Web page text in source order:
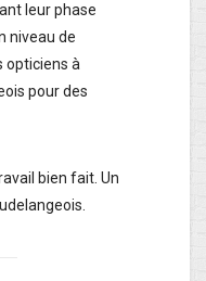
leur phase
niveau de
opticiens à
pour des
bien fait. Un